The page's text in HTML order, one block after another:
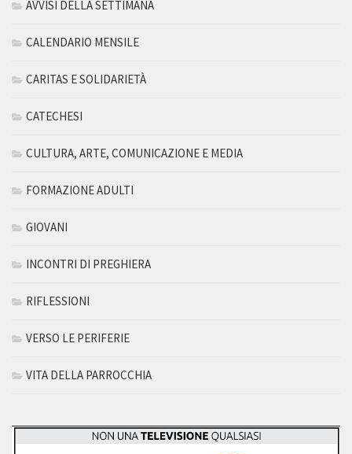
AVVISI DELLA SETTIMANA
CALENDARIO MENSILE
CARITAS E SOLIDARIETÀ
CATECHESI
CULTURA, ARTE, COMUNICAZIONE E MEDIA
FORMAZIONE ADULTI
GIOVANI
INCONTRI DI PREGHIERA
RIFLESSIONI
VERSO LE PERIFERIE
VITA DELLA PARROCCHIA